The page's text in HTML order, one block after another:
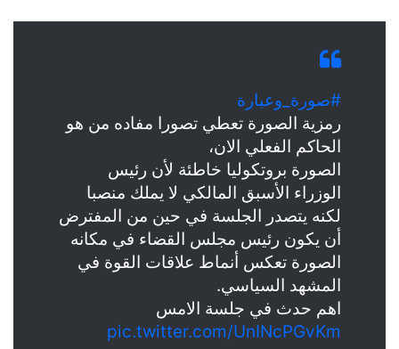
#صورة_وعبارة
رمزية الصورة تعطي تصورا مفاده من هو
الحاكم الفعلي الان،
الصورة بروتكوليا خاطئة لأن رئيس
الوزراء الأسبق المالكي لا يملك منصبا
لكنه يتصدر الجلسة في حين من المفترض
أن يكون رئيس مجلس القضاء في مكانه
الصورة تعكس أنماط علاقات القوة في
المشهد السياسي.
اهم حدث في جلسة الامس
pic.twitter.com/UnINcPGvKm